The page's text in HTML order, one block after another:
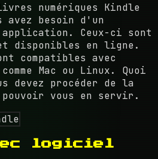
numériques Kindle
avez besoin d'un
Ceux-ci sont
disponibles en ligne.
compatibles avec
Mac ou Linux. Quoi
procéder de la
pouvoir vous en servir.
logiciel